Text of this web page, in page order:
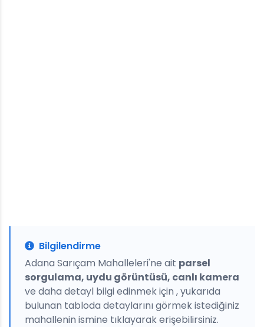
Bilgilendirme
Adana Sarıçam Mahalleleri'ne ait parsel
sorgulama, uydu görüntüsü, canlı kamera
ve daha detayl bilgi edinmek için , yukarıda
bulunan tabloda detaylarını görmek istediğiniz
mahallenin ismine tıklayarak erişebilirsiniz.